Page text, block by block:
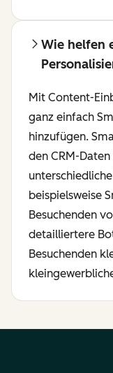
Wie helfen
Mit Content-
ganz einfach
hinzufügen.
den CRM-
beispielsweise
Besuchenden
detailliertere
Besuchenden